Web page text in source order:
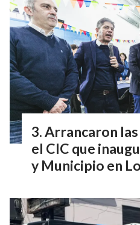
Arrancaron
el CIC que
y Municipio en